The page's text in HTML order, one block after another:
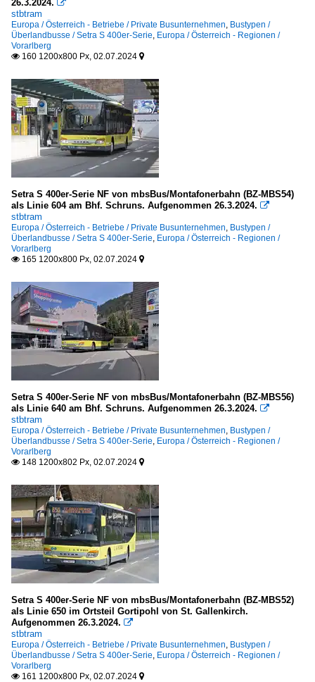
26.3.2024. 
stbtram
Europa / Österreich - Betriebe / Private Busunternehmen Bustypen /
Überlandbusse / Setra S 400er-Serie Europa / Österreich - Regionen /
Vorarlberg
 160 1200x800 Px, 02.07.2024 
Setra S 400er-Serie NF von mbsBus/Montafonerbahn (BZ-MBS54)
als Linie 604 am Bhf. Schruns. Aufgenommen 26.3.2024. 
stbtram
Europa / Österreich - Betriebe / Private Busunternehmen Bustypen /
Überlandbusse / Setra S 400er-Serie Europa / Österreich - Regionen /
Vorarlberg
 165 1200x800 Px, 02.07.2024 
Setra S 400er-Serie NF von mbsBus/Montafonerbahn (BZ-MBS56)
als Linie 640 am Bhf. Schruns. Aufgenommen 26.3.2024. 
stbtram
Europa / Österreich - Betriebe / Private Busunternehmen Bustypen /
Überlandbusse / Setra S 400er-Serie Europa / Österreich - Regionen /
Vorarlberg
 148 1200x802 Px, 02.07.2024 
Setra S 400er-Serie NF von mbsBus/Montafonerbahn (BZ-MBS52)
als Linie 650 im Ortsteil Gortipohl von St. Gallenkirch.
Aufgenommen 26.3.2024. 
stbtram
Europa / Österreich - Betriebe / Private Busunternehmen Bustypen /
Überlandbusse / Setra S 400er-Serie Europa / Österreich - Regionen /
Vorarlberg
 161 1200x800 Px, 02.07.2024 